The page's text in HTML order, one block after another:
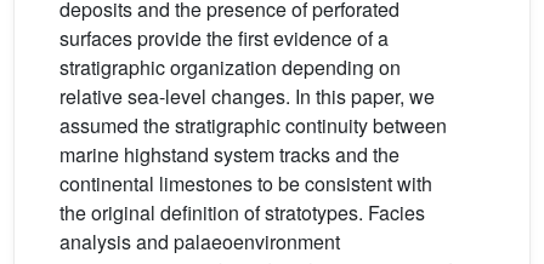
deposits and the presence of perforated
surfaces provide the first evidence of a
stratigraphic organization depending on
relative sea-level changes. In this paper, we
assumed the stratigraphic continuity between
marine highstand system tracks and the
continental limestones to be consistent with
the original definition of stratotypes. Facies
analysis and palaeoenvironment